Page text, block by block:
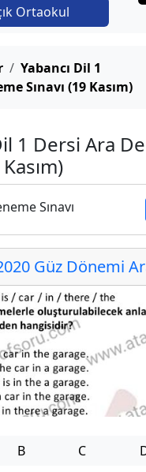
Ortaokul
Yabancı Dil 1
Sınavı (19 Kasım)
1 Dersi Ara
Kasım)
Sınavı
Güz Dönemi
B C